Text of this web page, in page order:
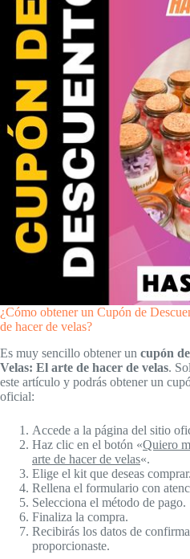
¿Cómo obtener un Cupón de
de hacer de velas?
Es muy sencillo obtener un cupón
Velas: El arte de hacer de velas.
este artículo y podrás obtener un
oficial:
Accede a la página del sitio
Haz clic en el botón «Quiero
arte de hacer de velas«.
Elige el kit que deseas comprar.
Rellena el formulario con
Selecciona el método de pago.
Finaliza la compra.
Recibirás los datos de
proporcionaste.